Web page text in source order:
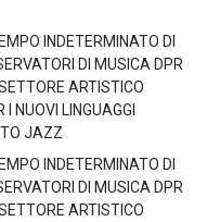
INDETERMINATO DI
DI MUSICA DPR
ARTISTICO
NUOVI LINGUAGGI
JAZZ
INDETERMINATO DI
DI MUSICA DPR
ARTISTICO